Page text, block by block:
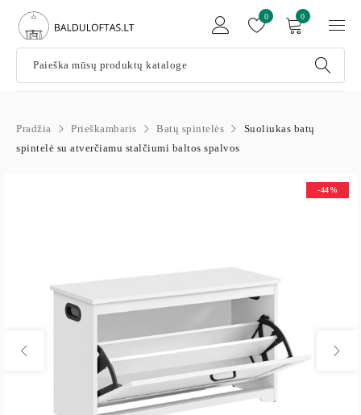
0
0
Pradžia Prieškambaris Batų spintelės
Suoliukas batų
spintelė su atverčiamu stalčiumi baltos spalvos
-44%